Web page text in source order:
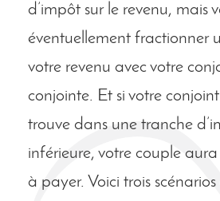
d’impôt sur le revenu, mais
éventuellement fractionner
votre revenu avec votre
conjointe. Et si votre
trouve dans une tranche
inférieure, votre couple
à payer. Voici trois